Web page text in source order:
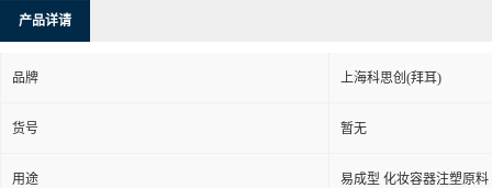
产品详请
品牌 上海科思创(拜耳)
货号 暂无
用途 易成型 化妆容器注塑原料